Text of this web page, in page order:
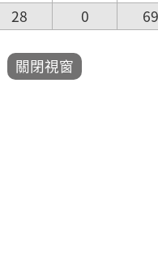
28 0 69